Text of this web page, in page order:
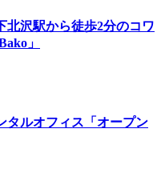
北沢駅から徒歩2分のコワ
」
タルオフィス「オープン